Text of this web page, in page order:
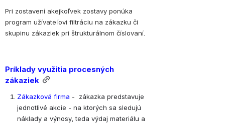
Pri zostavení akejkoľvek zostavy ponúka
program užívateľovi filtráciu na zákazku či
skupinu zákaziek pri štrukturálnom číslovaní.
Príklady využitia procesných
zákaziek
Zákazková firma - zákazka predstavuje
jednotlivé akcie - na ktorých sa sledujú
náklady a výnosy, teda výdaj materiálu a